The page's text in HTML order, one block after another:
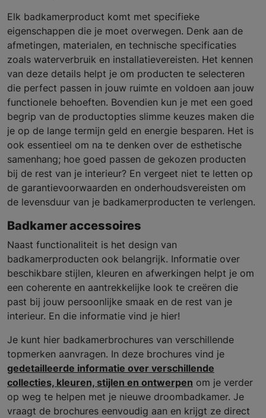
Elk badkamerproduct komt met specifieke
eigenschappen die je moet overwegen. Denk aan de
afmetingen, materialen, en technische specificaties
zoals waterverbruik en installatievereisten. Het kennen
van deze details helpt je om producten te selecteren
die perfect passen in jouw ruimte en voldoen aan jouw
functionele behoeften. Bovendien kun je met een goed
begrip van de productopties slimme keuzes maken die
je op de lange termijn geld en energie besparen. Het is
ook essentieel om na te denken over de esthetische
samenhang; hoe goed passen de gekozen producten
bij de rest van je interieur? En vergeet niet te letten op
de garantievoorwaarden en onderhoudsvereisten om
de levensduur van je badkamerproducten te verlengen.
Badkamer accessoires
Naast functionaliteit is het design van
badkamerproducten ook belangrijk. Informatie over
beschikbare stijlen, kleuren en afwerkingen helpt je om
een coherente en aantrekkelijke look te creëren die
past bij jouw persoonlijke smaak en de rest van je
interieur. En die informatie vind je hier!
Je kunt hier badkamerbrochures van verschillende
topmerken aanvragen. In deze brochures vind je
gedetailleerde informatie over verschillende
collecties, kleuren, stijlen en ontwerpen om je verder
op weg te helpen met je nieuwe droombadkamer. Je
vraagt de brochures eenvoudig aan en krijgt ze direct